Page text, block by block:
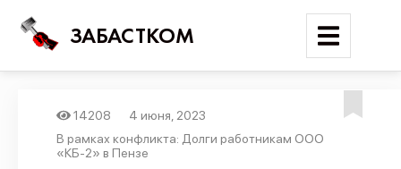
ЗАБАСТКОМ
Войти
14208
4 июня, 2023
В рамках конфликта: Долги работникам ООО
«КБ-2» в Пензе